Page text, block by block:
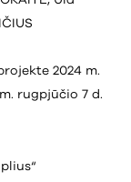
2024 m.
rugpjūčio 7 d.